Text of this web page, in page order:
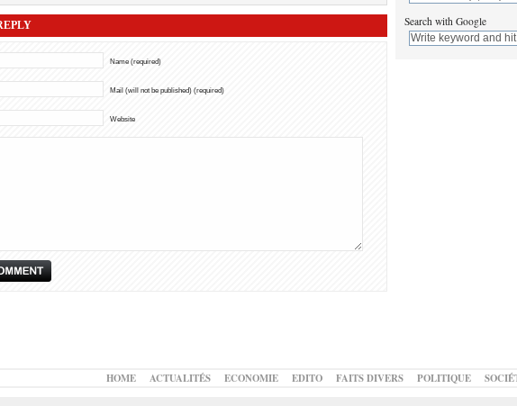
Name (required)
Mail (will not be published) (required)
Website
Search with Google
HOME ACTUALITÉS ECONOMIE EDITO FAITS DIVERS POLITIQUE